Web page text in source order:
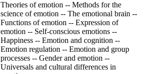
Theories of emotion -- Methods for the
science of emotion -- The emotional brain --
Functions of emotion -- Expression of
emotion -- Self-conscious emotions --
Happiness -- Emotion and cognition --
Emotion regulation -- Emotion and group
processes -- Gender and emotion --
Universals and cultural differences in